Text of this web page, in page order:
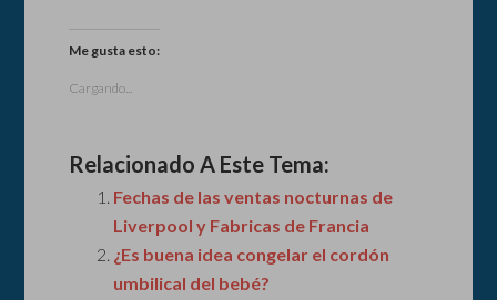
Me gusta esto:
Cargando...
Relacionado A Este Tema:
Fechas de las ventas nocturnas de
Liverpool y Fabricas de Francia
¿Es buena idea congelar el cordón
umbilical del bebé?